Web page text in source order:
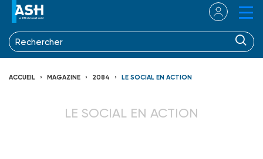
ACCUEIL MAGAZINE 2084 LE SOCIAL EN ACTION
LE SOCIAL EN ACTION